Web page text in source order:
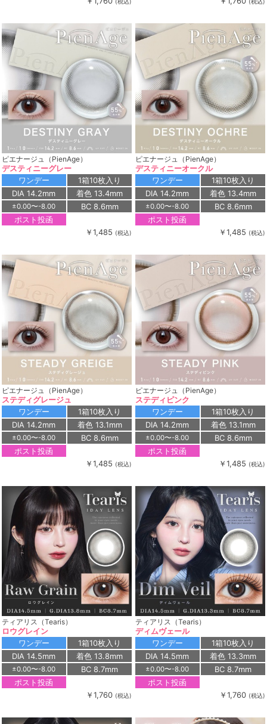
ピエナージュ（PienAge）
デスティニーグレー
ワンデー
1箱10枚入り
DIA 14.2mm
着色 13.4mm
±0.00〜-8.00
BC 8.6mm
ポスト投函
￥1,485 (税込)
ピエナージュ（PienAge）
デスティニーオークル
ワンデー
1箱10枚入り
DIA 14.2mm
着色 13.4mm
±0.00〜-8.00
BC 8.6mm
ポスト投函
￥1,485 (税込)
ピエナージュ（PienAge）
ステディグレージュ
ワンデー
1箱10枚入り
DIA 14.2mm
着色 13.1mm
±0.00〜-8.00
BC 8.6mm
ポスト投函
￥1,485 (税込)
ピエナージュ（PienAge）
ステディピンク
ワンデー
1箱10枚入り
DIA 14.2mm
着色 13.1mm
±0.00〜-8.00
BC 8.6mm
ポスト投函
￥1,485 (税込)
ティアリス（Tearis）
ロウグレイン
ワンデー
1箱10枚入り
DIA 14.5mm
着色 13.8mm
±0.00〜-8.00
BC 8.7mm
ポスト投函
￥1,760 (税込)
ティアリス（Tearis）
ディムヴェール
ワンデー
1箱10枚入り
DIA 14.5mm
着色 13.3mm
±0.00〜-8.00
BC 8.7mm
ポスト投函
￥1,760 (税込)